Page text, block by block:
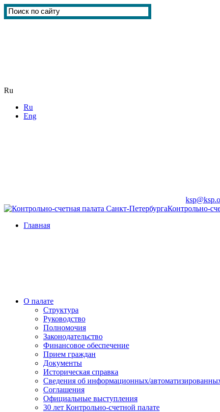
Ru
Ru
Eng
Контрольно-
Главная
О палате
Структура
Руководство
Полномочия
Законодательство
Финансовое обеспечение
Прием граждан
Документы
Историческая справка
Сведения об информационных/
Соглашения
Официальные выступления
30 лет Контрольно-счетной палате